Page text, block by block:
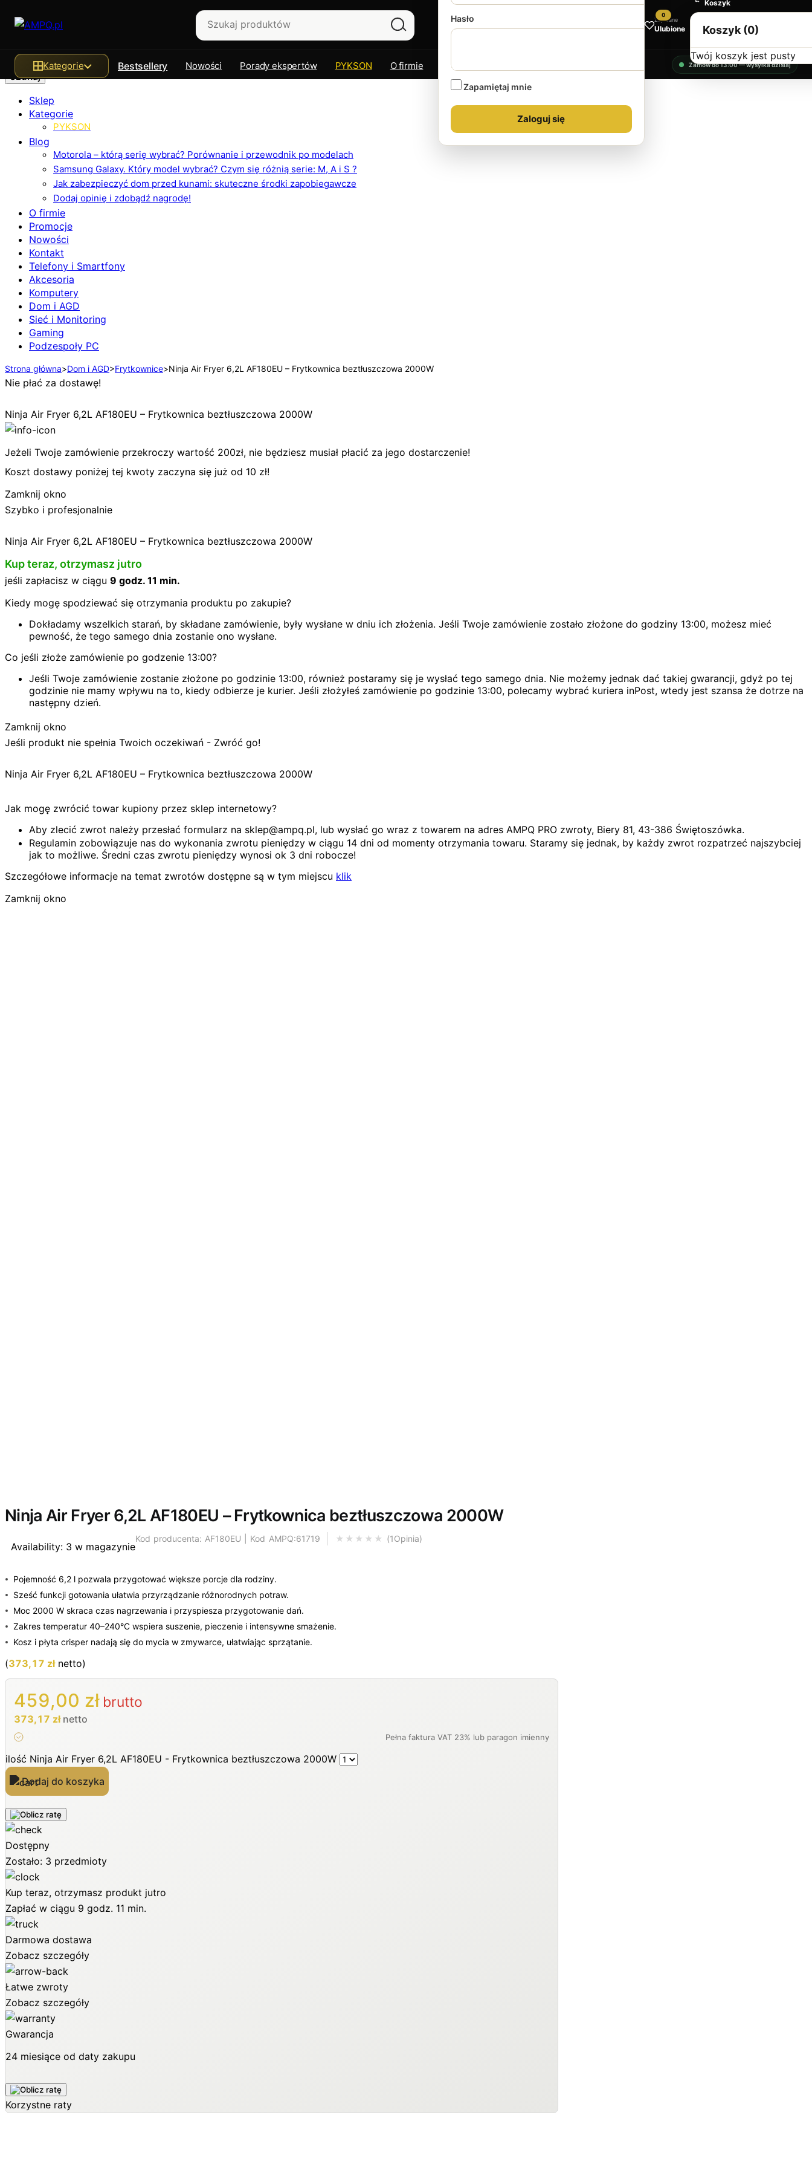
Szukaj
Sklep
Kategorie
PYKSON
Blog
Motorola – którą serię wybrać? Porównanie i przewodnik po modelach
Samsung Galaxy. Który model wybrać? Czym się różnią serie: M, A i S ?
Jak zabezpieczyć dom przed kunami: skuteczne środki zapobiegawcze
Dodaj opinię i zdobądź nagrodę!
O firmie
Promocje
Nowości
Kontakt
Telefony i Smartfony
Akcesoria
Komputery
Dom i AGD
Sieć i Monitoring
Gaming
Podzespoły PC
Koszyk
Koszyk (0)
Twój koszyk jest pusty
0
Zapisane
Ulubione
Hasło
Zapamiętaj mnie
Kategorie Bestsellery Nowości Porady ekspertów PYKSON O firmie Kontakt Zamów do 13:00 — wysyłka dzisiaj
Strona główna>Dom i AGD>Frytkownice>Ninja Air Fryer 6,2L AF180EU – Frytkownica beztłuszczowa 2000W
Nie płać za dostawę!
Ninja Air Fryer 6,2L AF180EU – Frytkownica beztłuszczowa 2000W
Jeżeli Twoje zamówienie przekroczy wartość 200zł, nie będziesz musiał płacić za jego dostarczenie!
Koszt dostawy poniżej tej kwoty zaczyna się już od 10 zł!
Zamknij okno
Szybko i profesjonalnie
Ninja Air Fryer 6,2L AF180EU – Frytkownica beztłuszczowa 2000W
Kup teraz, otrzymasz jutro
jeśli zapłacisz w ciągu 9 godz. 11 min.
Kiedy mogę spodziewać się otrzymania produktu po zakupie?
Dokładamy wszelkich starań, by składane zamówienie, były wysłane w dniu ich złożenia. Jeśli Twoje zamówienie zostało złożone do godziny 13:00, możesz mieć
pewność, że tego samego dnia zostanie ono wysłane.
Co jeśli złoże zamówienie po godzenie 13:00?
Jeśli Twoje zamówienie zostanie złożone po godzinie 13:00, również postaramy się je wysłać tego samego dnia. Nie możemy jednak dać takiej gwarancji, gdyż po tej
godzinie nie mamy wpływu na to, kiedy odbierze je kurier. Jeśli złożyłeś zamówienie po godzinie 13:00, polecamy wybrać kuriera inPost, wtedy jest szansa że dotrze na
następny dzień.
Zamknij okno
Jeśli produkt nie spełnia Twoich oczekiwań - Zwróć go!
Ninja Air Fryer 6,2L AF180EU – Frytkownica beztłuszczowa 2000W
Jak mogę zwrócić towar kupiony przez sklep internetowy?
Aby zlecić zwrot należy przesłać formularz na sklep@ampq.pl, lub wysłać go wraz z towarem na adres AMPQ PRO zwroty, Biery 81, 43-386 Świętoszówka.
Regulamin zobowiązuje nas do wykonania zwrotu pieniędzy w ciągu 14 dni od momenty otrzymania towaru. Staramy się jednak, by każdy zwrot rozpatrzeć najszybciej
jak to możliwe. Średni czas zwrotu pieniędzy wynosi ok 3 dni robocze!
Szczegółowe informacje na temat zwrotów dostępne są w tym miejscu klik
Zamknij okno
Ninja Air Fryer 6,2L AF180EU – Frytkownica beztłuszczowa 2000W
1Opinia
Availability: 3 w magazynie
Kod producenta: AF180EU | Kod AMPQ:61719
Pojemność 6,2 l pozwala przygotować większe porcje dla rodziny.
Sześć funkcji gotowania ułatwia przyrządzanie różnorodnych potraw.
Moc 2000 W skraca czas nagrzewania i przyspiesza przygotowanie dań.
Zakres temperatur 40–240°C wspiera suszenie, pieczenie i intensywne smażenie.
Kosz i płyta crisper nadają się do mycia w zmywarce, ułatwiając sprzątanie.
(373,17 złnetto)
459,00 złbrutto
373,17 złnetto
ilość Ninja Air Fryer 6,2L AF180EU - Frytkownica beztłuszczowa 2000W
Dodaj do koszyka
Dostępny
Zostało: 3 przedmioty
Kup teraz, otrzymasz produkt jutro
Zapłać w ciągu 9 godz. 11 min.
Darmowa dostawa
Zobacz szczegóły
Łatwe zwroty
Zobacz szczegóły
Gwarancja
24 miesiące od daty zakupu
Korzystne raty